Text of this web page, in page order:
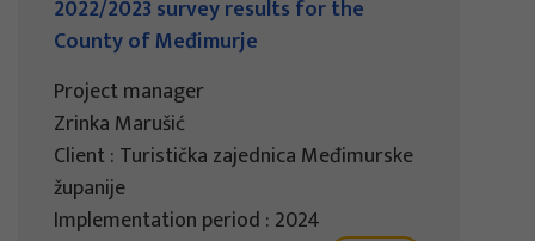
2022/2023 survey results for the
County of Međimurje
Project manager
Zrinka Marušić
Client : Turistička zajednica Međimurske
županije
Implementation period : 2024